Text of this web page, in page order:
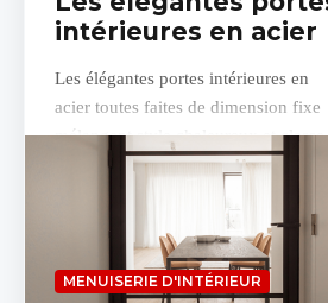
intérieures en acier
Les élégantes portes intérieures en
acier toutes faites de dimension fixe
mélangent style chaleureux et classe
intemporelle. "STEELIT® représente
MENUISERIE D'INTÉRIEUR